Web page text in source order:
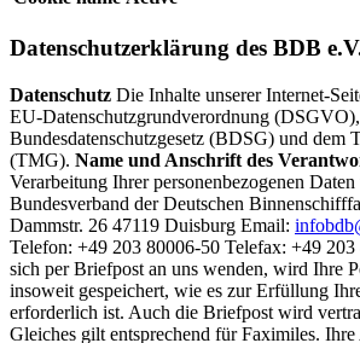
Datenschutzerklärung des BDB
Datenschutz Die Inhalte unserer Internet-
EU-Datenschutzgrundverordnung
Bundesdatenschutzgesetz (BDSG) und dem
(TMG). Name und Anschrift des
Verarbeitung Ihrer personenbezogenen
Bundesverband der Deutschen
Dammstr. 26 47119 Duisburg Email:
Telefon: +49 203 80006-50 Telefax: +49
sich per Briefpost an uns wenden, wird Ihre
insoweit gespeichert, wie es zur Erfüllung
erforderlich ist. Auch die Briefpost wird
Gleiches gilt entsprechend für Faximiles.